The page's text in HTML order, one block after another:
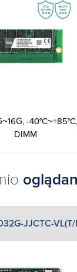
-
DIMM
JJCTC-VL(T/